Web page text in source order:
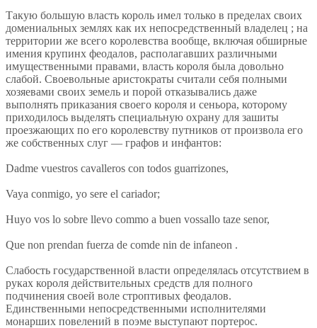
Такую большую власть король имел только в пределах своих
домениальных землях как их непосредственный владелец ; на
территории же всего королевства вообще, включая обширные
имения крупинх феодалов, располагавших различными
имущественными правами, власть короля была довольно
слабой. Своевольные аристократы считали себя полными
хозяевами своих земель и порой отказывались даже
выполнять приказания своего короля и сеньора, которому
приходилось выделять специальную охрану для зашиты
проезжающих по его королевству путников от произвола его
же собственных слуг — графов и инфантов:
Dadme vuestros cavalleros con todos guarrizones,
Vaya conmigo, yo sere el cariador;
Huyo vos lo sobre llevo commo a buen vossallo taze senor,
Que non prendan fuerza de comde nin de infaneon .
Слабость государственной власти определялась отсутствием в
руках короля действительных средств для полного
подчинения своей воле строптивых феодалов.
Единственными непосредственными исполнителями
монарших повелений в поэме выступают портерос.